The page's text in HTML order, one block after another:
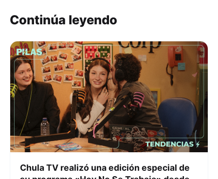
Continúa leyendo
Chula TV realizó una edición especial de